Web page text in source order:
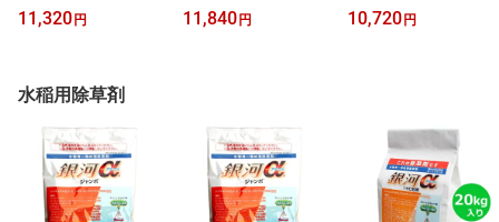
セット 緑地管理 タ
ケ・ササ防除 水稲刈取
除草剤 宅地・駐車場・
お墓・公園・道路
11,320円
セット 水稲刈取り跡用
除草剤 竹・ササ・スス
11,840円
1kg 畑作、水田畦畔、
緑地管理用除草剤 茎葉
10,720円
水稲用除草剤